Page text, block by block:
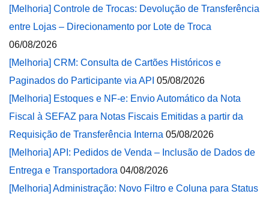
[Melhoria] Controle de Trocas: Devolução de Transferência
entre Lojas – Direcionamento por Lote de Troca
06/08/2026
[Melhoria] CRM: Consulta de Cartões Históricos e
Paginados do Participante via API 05/08/2026
[Melhoria] Estoques e NF-e: Envio Automático da Nota
Fiscal à SEFAZ para Notas Fiscais Emitidas a partir da
Requisição de Transferência Interna 05/08/2026
[Melhoria] API: Pedidos de Venda – Inclusão de Dados de
Entrega e Transportadora 04/08/2026
[Melhoria] Administração: Novo Filtro e Coluna para Status